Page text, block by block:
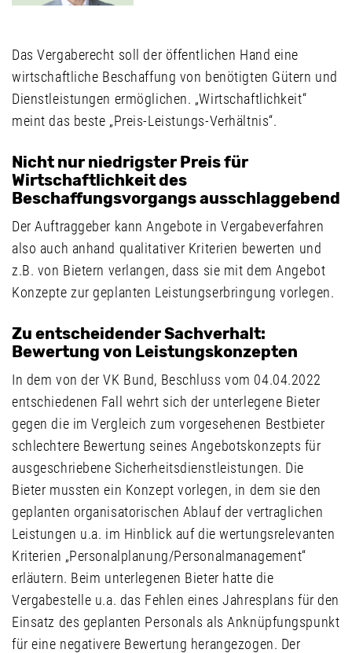
Das Vergaberecht soll der öffentlichen Hand eine
wirtschaftliche Beschaffung von benötigten Gütern und
Dienstleistungen ermöglichen. „Wirtschaftlichkeit“
meint das beste „Preis-Leistungs-Verhältnis“.
Nicht nur niedrigster Preis für
Wirtschaftlichkeit des
Beschaffungsvorgangs ausschlaggebend
Der Auftraggeber kann Angebote in Vergabeverfahren
also auch anhand qualitativer Kriterien bewerten und
z.B. von Bietern verlangen, dass sie mit dem Angebot
Konzepte zur geplanten Leistungserbringung vorlegen.
Zu entscheidender Sachverhalt:
Bewertung von Leistungskonzepten
In dem von der VK Bund, Beschluss vom 04.04.2022
entschiedenen Fall wehrt sich der unterlegene Bieter
gegen die im Vergleich zum vorgesehenen Bestbieter
schlechtere Bewertung seines Angebotskonzepts für
ausgeschriebene Sicherheitsdienstleistungen. Die
Bieter mussten ein Konzept vorlegen, in dem sie den
geplanten organisatorischen Ablauf der vertraglichen
Leistungen u.a. im Hinblick auf die wertungsrelevanten
Kriterien „Personalplanung/Personalmanagement“
erläutern. Beim unterlegenen Bieter hatte die
Vergabestelle u.a. das Fehlen eines Jahresplans für den
Einsatz des geplanten Personals als Anknüpfungspunkt
für eine negativere Bewertung herangezogen. Der